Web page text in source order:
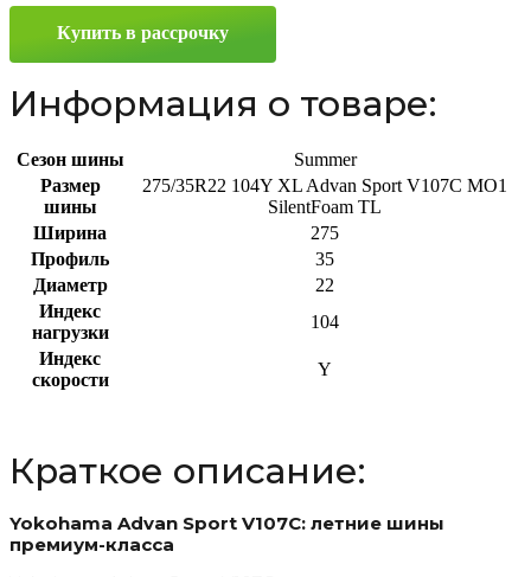
275/35
104Y
Купить в рассрочку
Информация о товаре:
Сезон шины
Summer
Размер
шины
275/35R22 104Y XL Advan Sport V107C MO1
SilentFoam TL
Ширина
275
Профиль
35
Диаметр
22
Индекс
нагрузки
104
Индекс
скорости
Y
Краткое описание:
Yokohama Advan Sport V107C: летние шины
премиум-класса